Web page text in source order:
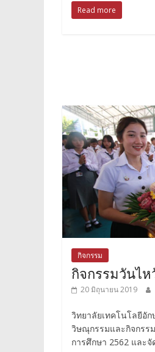
Read more
กิจกรรม
กิจกรรมวันไห
20 มิถุนายน 2019
วิทยาลัยเทคโนโลยีอั
วิษณุกรรมและกิจกรร
การศึกษา 2562 และ